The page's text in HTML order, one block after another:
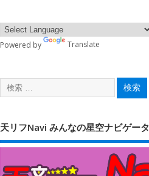
Powered by Translate
天リフNavi みんなの星空ナビゲータ